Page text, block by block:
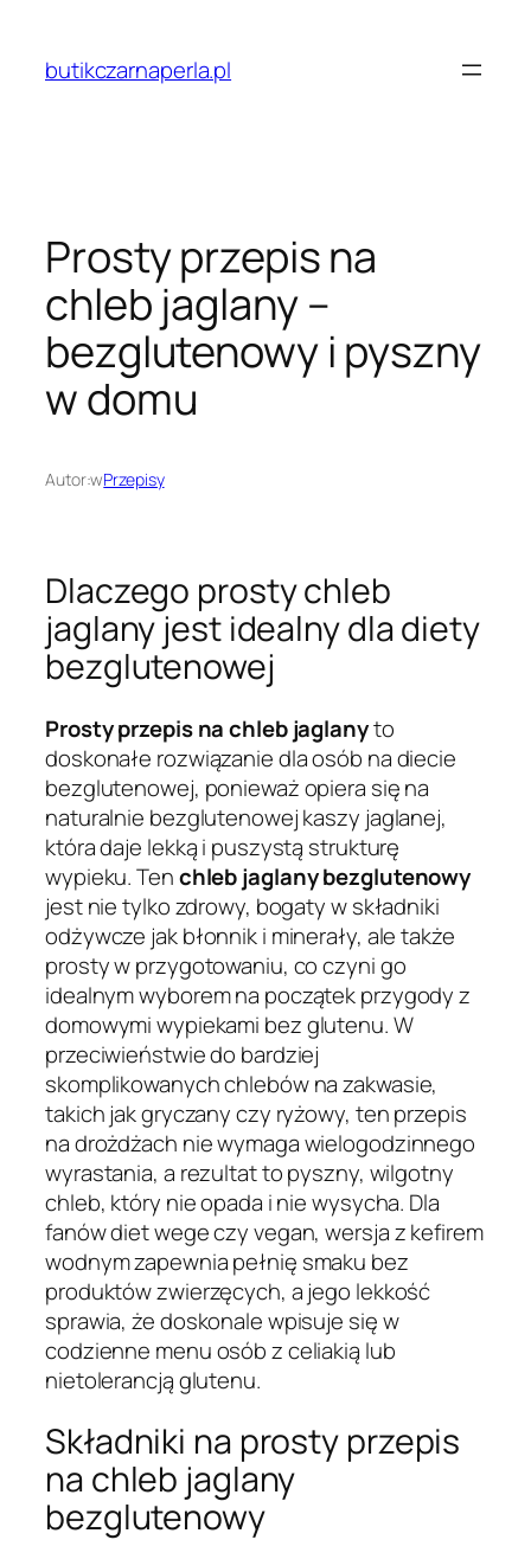
treścibutikczarnaperla.pl
Prosty przepis na
chleb jaglany –
bezglutenowy i pyszny
w domu
Autor:wPrzepisy
Dlaczego prosty chleb
jaglany jest idealny dla diety
bezglutenowej
Prosty przepis na chleb jaglanyto
doskonałe rozwiązanie dla osób na diecie
bezglutenowej, ponieważ opiera się na
naturalnie bezglutenowej kaszy jaglanej,
która daje lekką i puszystą strukturę
wypieku. Tenchleb jaglany bezglutenowy
jest nie tylko zdrowy, bogaty w składniki
odżywcze jak błonnik i minerały, ale także
prosty w przygotowaniu, co czyni go
idealnym wyborem na początek przygody z
domowymi wypiekami bez glutenu. W
przeciwieństwie do bardziej
skomplikowanych chlebów na zakwasie,
takich jak gryczany czy ryżowy, ten przepis
na drożdżach nie wymaga wielogodzinnego
wyrastania, a rezultat to pyszny, wilgotny
chleb, który nie opada i nie wysycha. Dla
fanów diet wege czy vegan, wersja z kefirem
wodnym zapewnia pełnię smaku bez
produktów zwierzęcych, a jego lekkość
sprawia, że doskonale wpisuje się w
codzienne menu osób z celiakią lub
nietolerancją glutenu.
Składniki na prosty przepis
na chleb jaglany
bezglutenowy